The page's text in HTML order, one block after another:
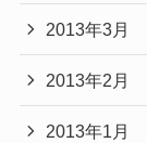
2013年3月
2013年2月
2013年1月